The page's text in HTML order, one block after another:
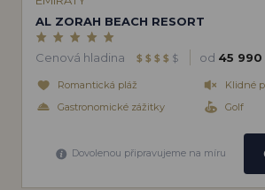
AL ZORAH BEACH RESORT
Cenová hladina $ $ $ $ $ od 45 990
Romantická pláž
Gastronomické zážitky
Klidné
Golf
Dovolenou připravujeme na míru